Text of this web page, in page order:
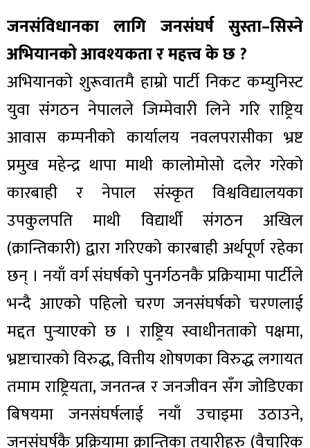
जनसंविधानका लागि जनसंघर्ष सुस्ता–सिस्ने
अभियानको आवश्यकता र महत्त्व के छ ?
अभियानको शुरूवातमै हाम्रो पार्टी निकट कम्युनिस्ट
युवा संगठन नेपालले जिम्मेवारी लिने गरि राष्ट्रिय
आवास कम्पनीको कार्यालय नवलपरासीका भ्रष्ट
प्रमुख महेन्द्र थापा माथी कालोमोसो दलेर गरेको
कारबाही र नेपाल संस्कृत विश्वविद्यालयका
उपकुलपति माथी विद्यार्थी संगठन अखिल
(क्रान्तिकारी) द्वारा गरिएको कारबाही अर्थपूर्ण रहेका
छन् । नयाँ वर्ग संघर्षको पुनर्गठनकै प्रक्रियामा पार्टीले
भन्दै आएको पहिलो चरण जनसंघर्षको चरणलाई
मद्दत पुर्‍याएको छ । राष्ट्रिय स्वाधीनताको पक्षमा,
भ्रष्टाचारको विरुद्ध, वित्तीय शोषणका विरुद्ध लगायत
तमाम राष्ट्रियता, जनतन्त्र र जनजीवन सँग जोडिएका
बिषयमा जनसंघर्षलाई नयाँ उचाइमा उठाउने,
जनसंघर्षकै प्रक्रियामा क्रान्तिका तयारीहरु (वैचारिक